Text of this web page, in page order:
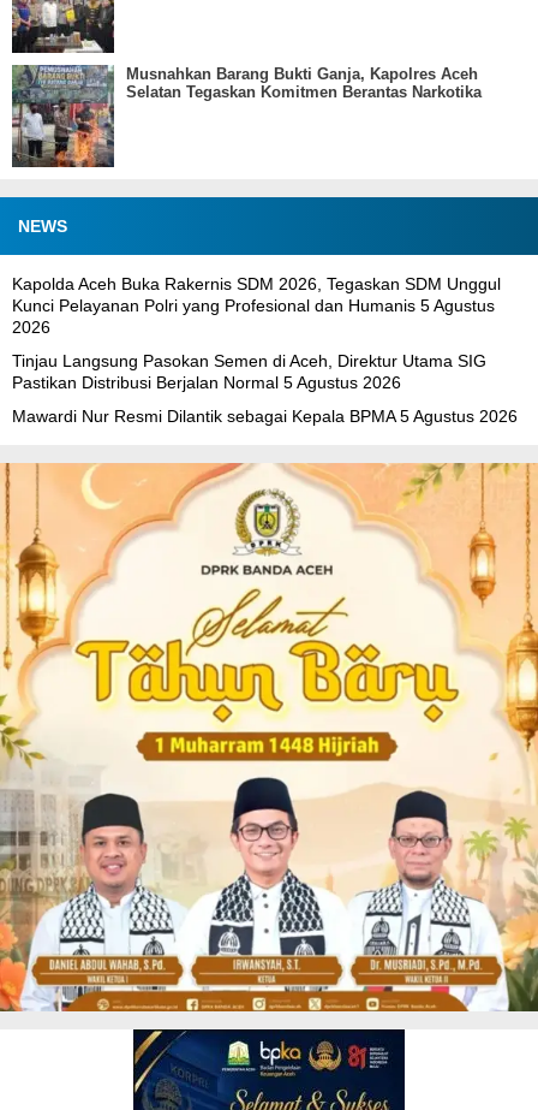
Musnahkan Barang Bukti Ganja, Kapolres Aceh
Selatan Tegaskan Komitmen Berantas Narkotika
NEWS
Kapolda Aceh Buka Rakernis SDM 2026, Tegaskan SDM Unggul
Kunci Pelayanan Polri yang Profesional dan Humanis 5 Agustus
2026
Tinjau Langsung Pasokan Semen di Aceh, Direktur Utama SIG
Pastikan Distribusi Berjalan Normal 5 Agustus 2026
Mawardi Nur Resmi Dilantik sebagai Kepala BPMA 5 Agustus 2026